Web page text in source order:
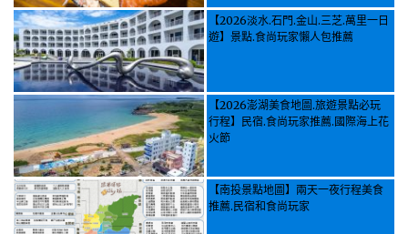
【2026淡水.石門.金山.三芝.萬里一日
遊】景點.食尚玩家懶人包推薦
【2026澎湖美食地圖.旅遊景點必玩
行程】民宿.食尚玩家推薦.國際海上花
火節
【南投景點地圖】兩天一夜行程美食
推薦.民宿和食尚玩家